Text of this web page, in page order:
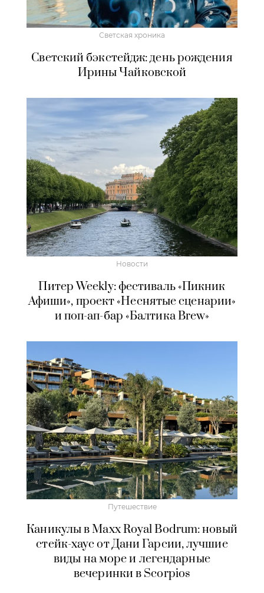
Светская хроника
Светский бэкстейдж: день рождения
Ирины Чайковской
Новости
Питер Weekly: фестиваль «Пикник
Афиши», проект «Неснятые сценарии»
и поп-ап-бар «Балтика Brew»
Путешествие
Каникулы в Maxx Royal Bodrum: новый
стейк-хаус от Дани Гарсии, лучшие
виды на море и легендарные
вечеринки в Scorpios